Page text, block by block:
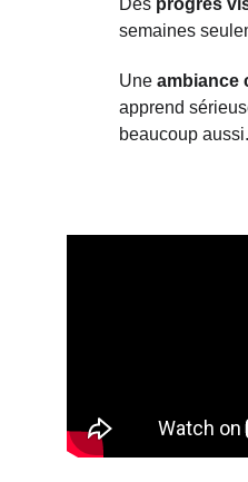
Des progrès
semaines
Une ambiance
apprend
beaucoup aussi.